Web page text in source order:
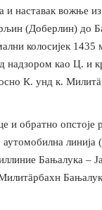
и наставак вожње
(Доберлин) до
колосијек
надзором као Ц. и
К. унд к.
и обратно опстоје
аутомобилна
Бањалука –